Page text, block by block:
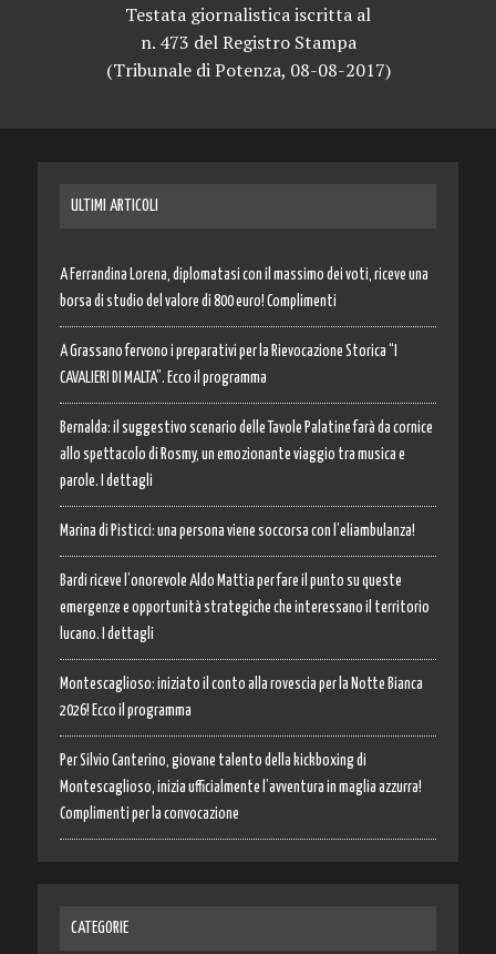
Testata giornalistica iscritta al
n. 473 del Registro Stampa
(Tribunale di Potenza, 08-08-2017)
ULTIMI ARTICOLI
A Ferrandina Lorena, diplomatasi con il massimo dei voti, riceve una
borsa di studio del valore di 800 euro! Complimenti
A Grassano fervono i preparativi per la Rievocazione Storica “I
CAVALIERI DI MALTA”. Ecco il programma
Bernalda: il suggestivo scenario delle Tavole Palatine farà da cornice
allo spettacolo di Rosmy, un emozionante viaggio tra musica e
parole. I dettagli
Marina di Pisticci: una persona viene soccorsa con l’eliambulanza!
Bardi riceve l’onorevole Aldo Mattia per fare il punto su queste
emergenze e opportunità strategiche che interessano il territorio
lucano. I dettagli
Montescaglioso: iniziato il conto alla rovescia per la Notte Bianca
2026! Ecco il programma
Per Silvio Canterino, giovane talento della kickboxing di
Montescaglioso, inizia ufficialmente l’avventura in maglia azzurra!
Complimenti per la convocazione
CATEGORIE